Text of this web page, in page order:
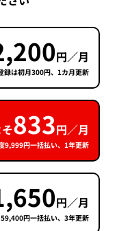
円／月
録は初月300円、1カ月更新
833円／月
9,999円一括払い、1年更新
円／月
59,400円一括払い、3年更新